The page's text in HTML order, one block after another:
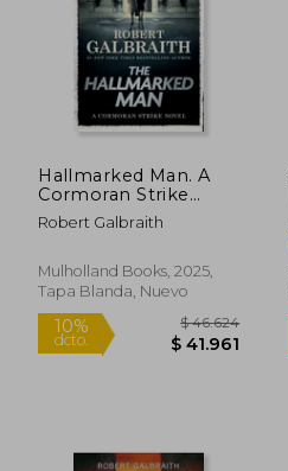
50%
Hallmarked Man. A
Cormoran Strike
Novel (en Inglés)
Robert Galbraith
Mulholland Books, 2025,
Tapa Blanda, Nuevo